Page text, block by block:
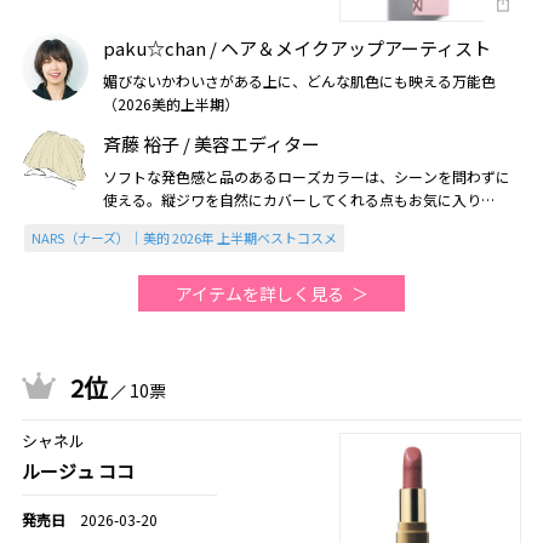
paku☆chan / ヘア＆メイクアップアーティスト
媚びないかわいさがある上に、どんな肌色にも映える万能色
（2026美的上半期）
斉藤 裕子 / 美容エディター
ソフトな発色感と品のあるローズカラーは、シーンを問わずに
使える。縦ジワを自然にカバーしてくれる点もお気に入り
NARS（ナーズ）｜美的 2026年 上半期ベストコスメ
アイテムを詳しく見る
2位 10票
シャネル
ルージュ ココ
2026-03-20